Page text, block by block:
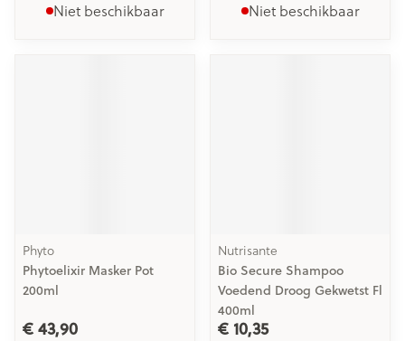
Niet beschikbaar Niet beschikbaar
Phyto
Phytoelixir Masker Pot
200ml
€ 43,90
Nutrisante
Bio Secure Shampoo
Voedend Droog Gekwetst Fl
400ml
€ 10,35